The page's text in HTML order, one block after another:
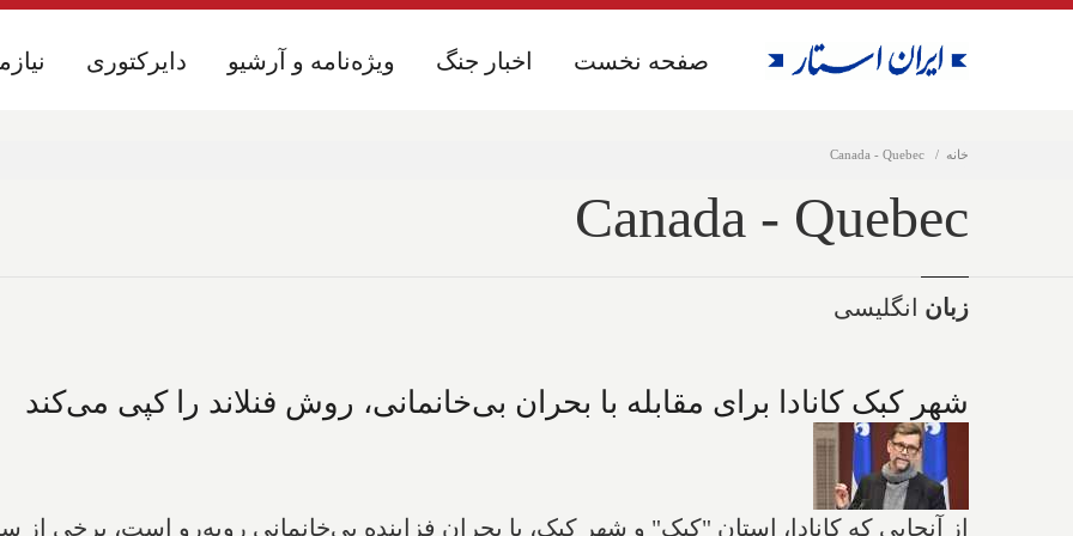
دایرکتوری ویژه‌نامه و آرشیو اخبار جنگ صفحه نخست
خانه Canada - Quebec
دایرکتوری ویژه‌نامه و آرشیو اخبار جنگ صفحه نخست
Canada - Quebec
زبان انگلیسی
شهر کبک کانادا برای مقابله با بحران بی‌خانمانی، روش فنلاند را کپی می‌کند
از آنجایی که کانادا، استان "کبک" و شهر کبک، با بحران فزاینده بی‌خانمانی روبه‌رو است، برخی از